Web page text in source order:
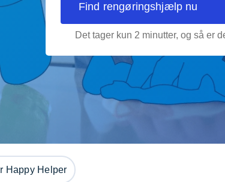
Find rengøringshjælp nu
Det tager kun 2 minutter, og så er
Happy Helper